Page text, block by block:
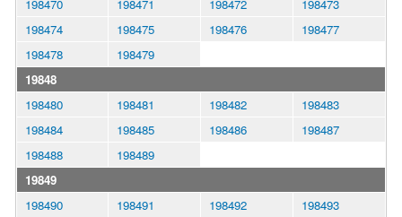
198470
198471 198472
198473
198474
198475 198476
198477
198478
198479
19848
198480
198481 198482
198483
198484
198485 198486
198487
198488
198489
19849
198490
198491 198492
198493